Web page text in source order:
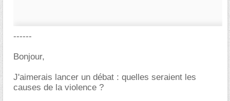
------
Bonjour,
J'aimerais lancer un débat : quelles seraient les
causes de la violence ?